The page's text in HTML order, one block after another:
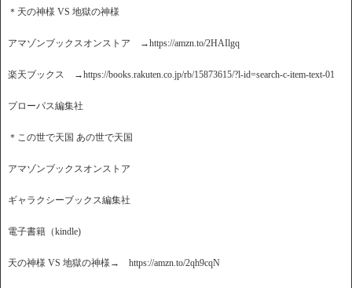
＊天の神様 VS 地獄の神様
アマゾンブックスオンストア →https://amzn.to/2HAIlgq
楽天ブックス →https://books.rakuten.co.jp/rb/15873615/?l-id=search-c-item-text-01
プローパス編集社
＊この世で天国 あの世で天国
アマゾンブックスオンストア
ギャラクシーブックス編集社
電子書籍（kindle)
天の神様 VS 地獄の神様→ https://amzn.to/2qh9cqN